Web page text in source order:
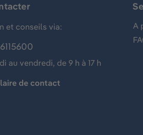
et conseils via:
au vendredi, de 9 h à 17 h
de contact
A